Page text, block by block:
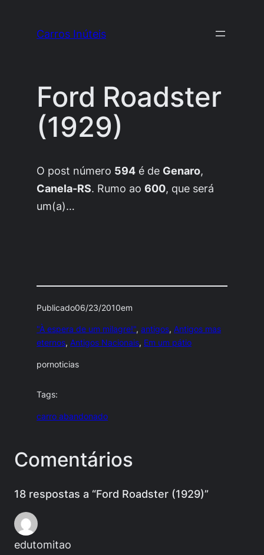
Carros Inúteis
Ford Roadster
(1929)
O post número 594 é de Genaro,
Canela-RS. Rumo ao600, que será
um(a)…
Publicado06/23/2010em
"À espera de um milagre!", antigos, Antigos mas
eternos, Antigos Nacionais, Em um pátio
pornoticias
Tags:
carro abandonado
Comentários
18 respostas a “Ford Roadster (1929)”
edutomitao